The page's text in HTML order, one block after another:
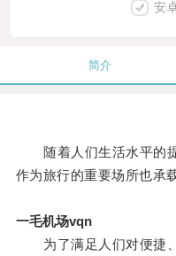
安
简介
随着人们生活水平的提
作为旅行的重要场所也承
一毛机场vqn
为了满足人们对便捷、